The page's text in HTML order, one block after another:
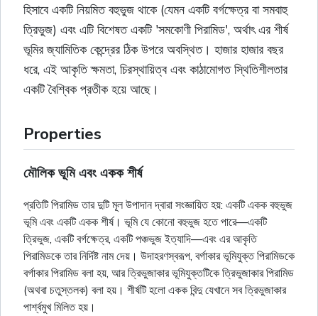
হিসাবে একটি নিয়মিতবহুভুজ থাকে (যেমন একটিবর্গক্ষেত্রবা সমবাহু
ত্রিভুজ) এবং এটি বিশেষত একটি 'সমকোণী পিরামিড', অর্থাৎ এর শীর্ষ
ভূমির জ্যামিতিক কেন্দ্রের ঠিক উপরে অবস্থিত। হাজার হাজার বছর
ধরে, এই আকৃতি ক্ষমতা, চিরস্থায়িত্ব এবং কাঠামোগত স্থিতিশীলতার
একটি বৈশ্বিক প্রতীক হয়ে আছে।
Properties
মৌলিক ভূমি এবং একক শীর্ষ
প্রতিটি পিরামিড তার দুটি মূল উপাদান দ্বারা সংজ্ঞায়িত হয়: একটি এককবহুভুজ
ভূমি এবং একটি একক শীর্ষ। ভূমি যে কোনো বহুভুজ হতে পারে—একটি
ত্রিভুজ, একটিবর্গক্ষেত্র, একটি পঞ্চভুজ ইত্যাদি—এবং এর আকৃতি
পিরামিডকে তার নির্দিষ্ট নাম দেয়। উদাহরণস্বরূপ, বর্গাকারভূমিযুক্ত পিরামিডকে
বর্গাকারপিরামিড বলা হয়, আরত্রিভুজাকারভূমিযুক্তটিকেত্রিভুজাকারপিরামিড
(অথবাচতুস্তলক) বলা হয়। শীর্ষটি হলো একক বিন্দু যেখানে সবত্রিভুজাকার
পার্শ্বমুখ মিলিত হয়।